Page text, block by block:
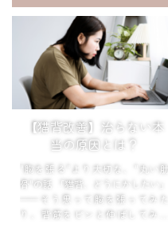
鏡を見て、写真を撮られる直前
に、意識してアゴをぐっと引く。
姿勢を良くしようとして、無意識
にやってい...
【猫背改善】治らない本
当の原因とは？
"胸を張る"より大切な、"丸い肋
骨"の話 「猫背、どうにかしたい」
——そう思って胸を張ってみた
り、背筋をピンと伸ばしてみた